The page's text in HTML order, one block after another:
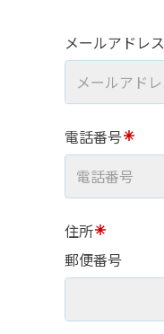
メールアドレス
電話番号
住所
郵便番号